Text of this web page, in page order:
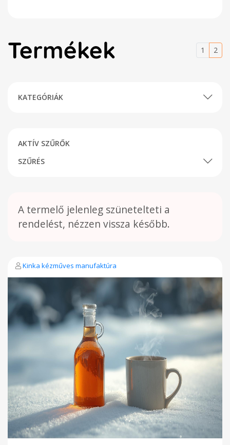
Termékek 1 2
KATEGÓRIÁK
AKTÍV SZŰRŐK
SZŰRÉS
A termelő jelenleg szünetelteti a
rendelést, nézzen vissza később.
Kinka kézműves manufaktúra